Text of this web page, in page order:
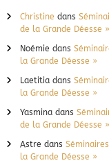
Christine dans
de la Grande Déesse »
Noémie dans
la Grande Déesse »
Laetitiadans
la Grande Déesse »
Yasminadans
de la Grande Déesse »
Astre dans
la Grande Déesse »